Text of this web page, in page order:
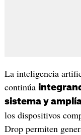
La inteligencia
continúa
sistema y
los dispositivos
Drop permiten